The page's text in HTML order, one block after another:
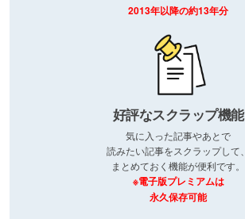
2013年以降の約13年分
好評なスクラップ機能
気に入った記事やあとで
読みたい記事をスクラップして、
まとめておく機能が便利です。
※電子版プレミアムは
永久保存可能